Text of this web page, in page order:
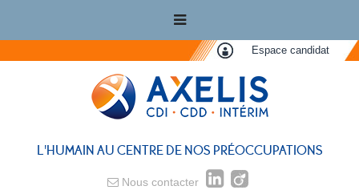
Espace candidat
L'HUMAIN AU CENTRE DE NOS PRÉOCCUPATIONS
Nous contacter